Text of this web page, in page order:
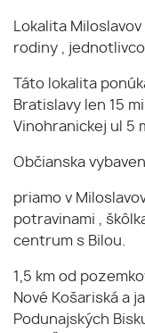
Lokalita
rodiny ,
Táto lokalita
Bratislavy len 15
Vinohranickej ul 5
Občianska
priamo v
potravinami ,
centrum s Bilou.
1,5 km od
Nové Košariská a
Podunajských